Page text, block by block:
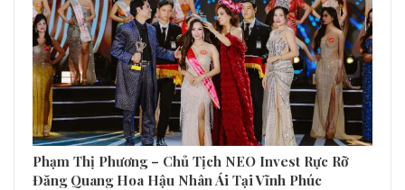
Phạm Thị Phương – Chủ Tịch NEO Invest Rực Rỡ
Đăng Quang Hoa Hậu Nhân Ái Tại Vĩnh Phúc